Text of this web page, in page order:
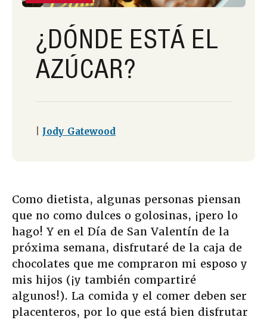
¿DÓNDE ESTÁ EL
AZÚCAR?
Jody Gatewood
Como dietista, algunas personas piensan
que no como dulces o golosinas, ¡pero lo
hago! Y en el Día de San Valentín de la
próxima semana, disfrutaré de la caja de
chocolates que me compraron mi esposo y
mis hijos (¡y también compartiré
algunos!). La comida y el comer deben ser
placenteros, por lo que está bien disfrutar